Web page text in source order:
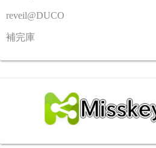
reveil@DUCO
補完庫